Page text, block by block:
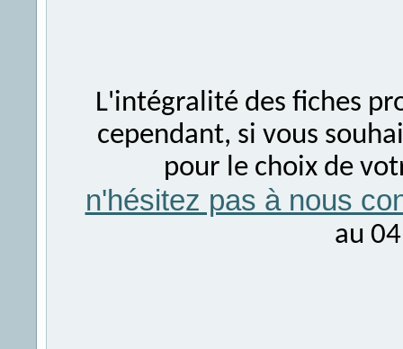
L'intégralité des fiches
cependant, si vous
pour le choix de
n'hésitez pas à nous
au